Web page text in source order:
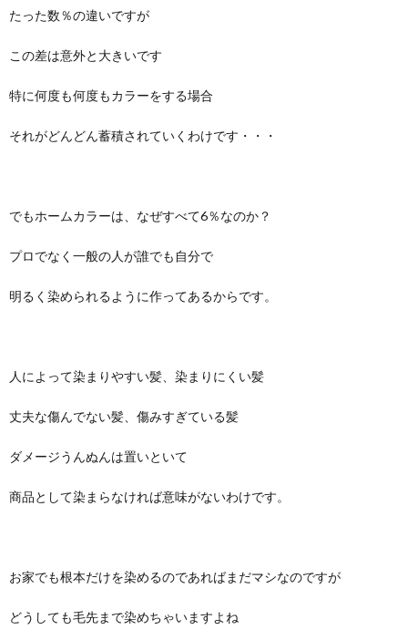
たった数％の違いですが
この差は意外と大きいです
特に何度も何度もカラーをする場合
それがどんどん蓄積されていくわけです・・・
でもホームカラーは、なぜすべて6％なのか？
プロでなく一般の人が誰でも自分で
明るく染められるように作ってあるからです。
人によって染まりやすい髪、染まりにくい髪
丈夫な傷んでない髪、傷みすぎている髪
ダメージうんぬんは置いといて
商品として染まらなければ意味がないわけです。
お家でも根本だけを染めるのであればまだマシなのですが
どうしても毛先まで染めちゃいますよね